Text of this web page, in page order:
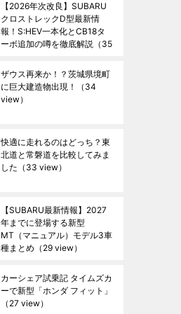
【2026年次改良】SUBARU
クロストレックD型最新情
報！S:HEV一本化とCB18タ
ーボ追加の噂を徹底解説 （35
ザウス再来か！？茨城県境町
に巨大建造物出現！
（34
view）
快適に走れるのはどっち？東
北道と常磐道を比較してみま
した （33 view）
【SUBARU最新情報】2027
年までに登場する新型
MT（マニュアル）モデル3車
種まとめ （29 view）
カーシェア試乗記 タイムズカ
ーで新型「ホンダ フィット」
（27 view）